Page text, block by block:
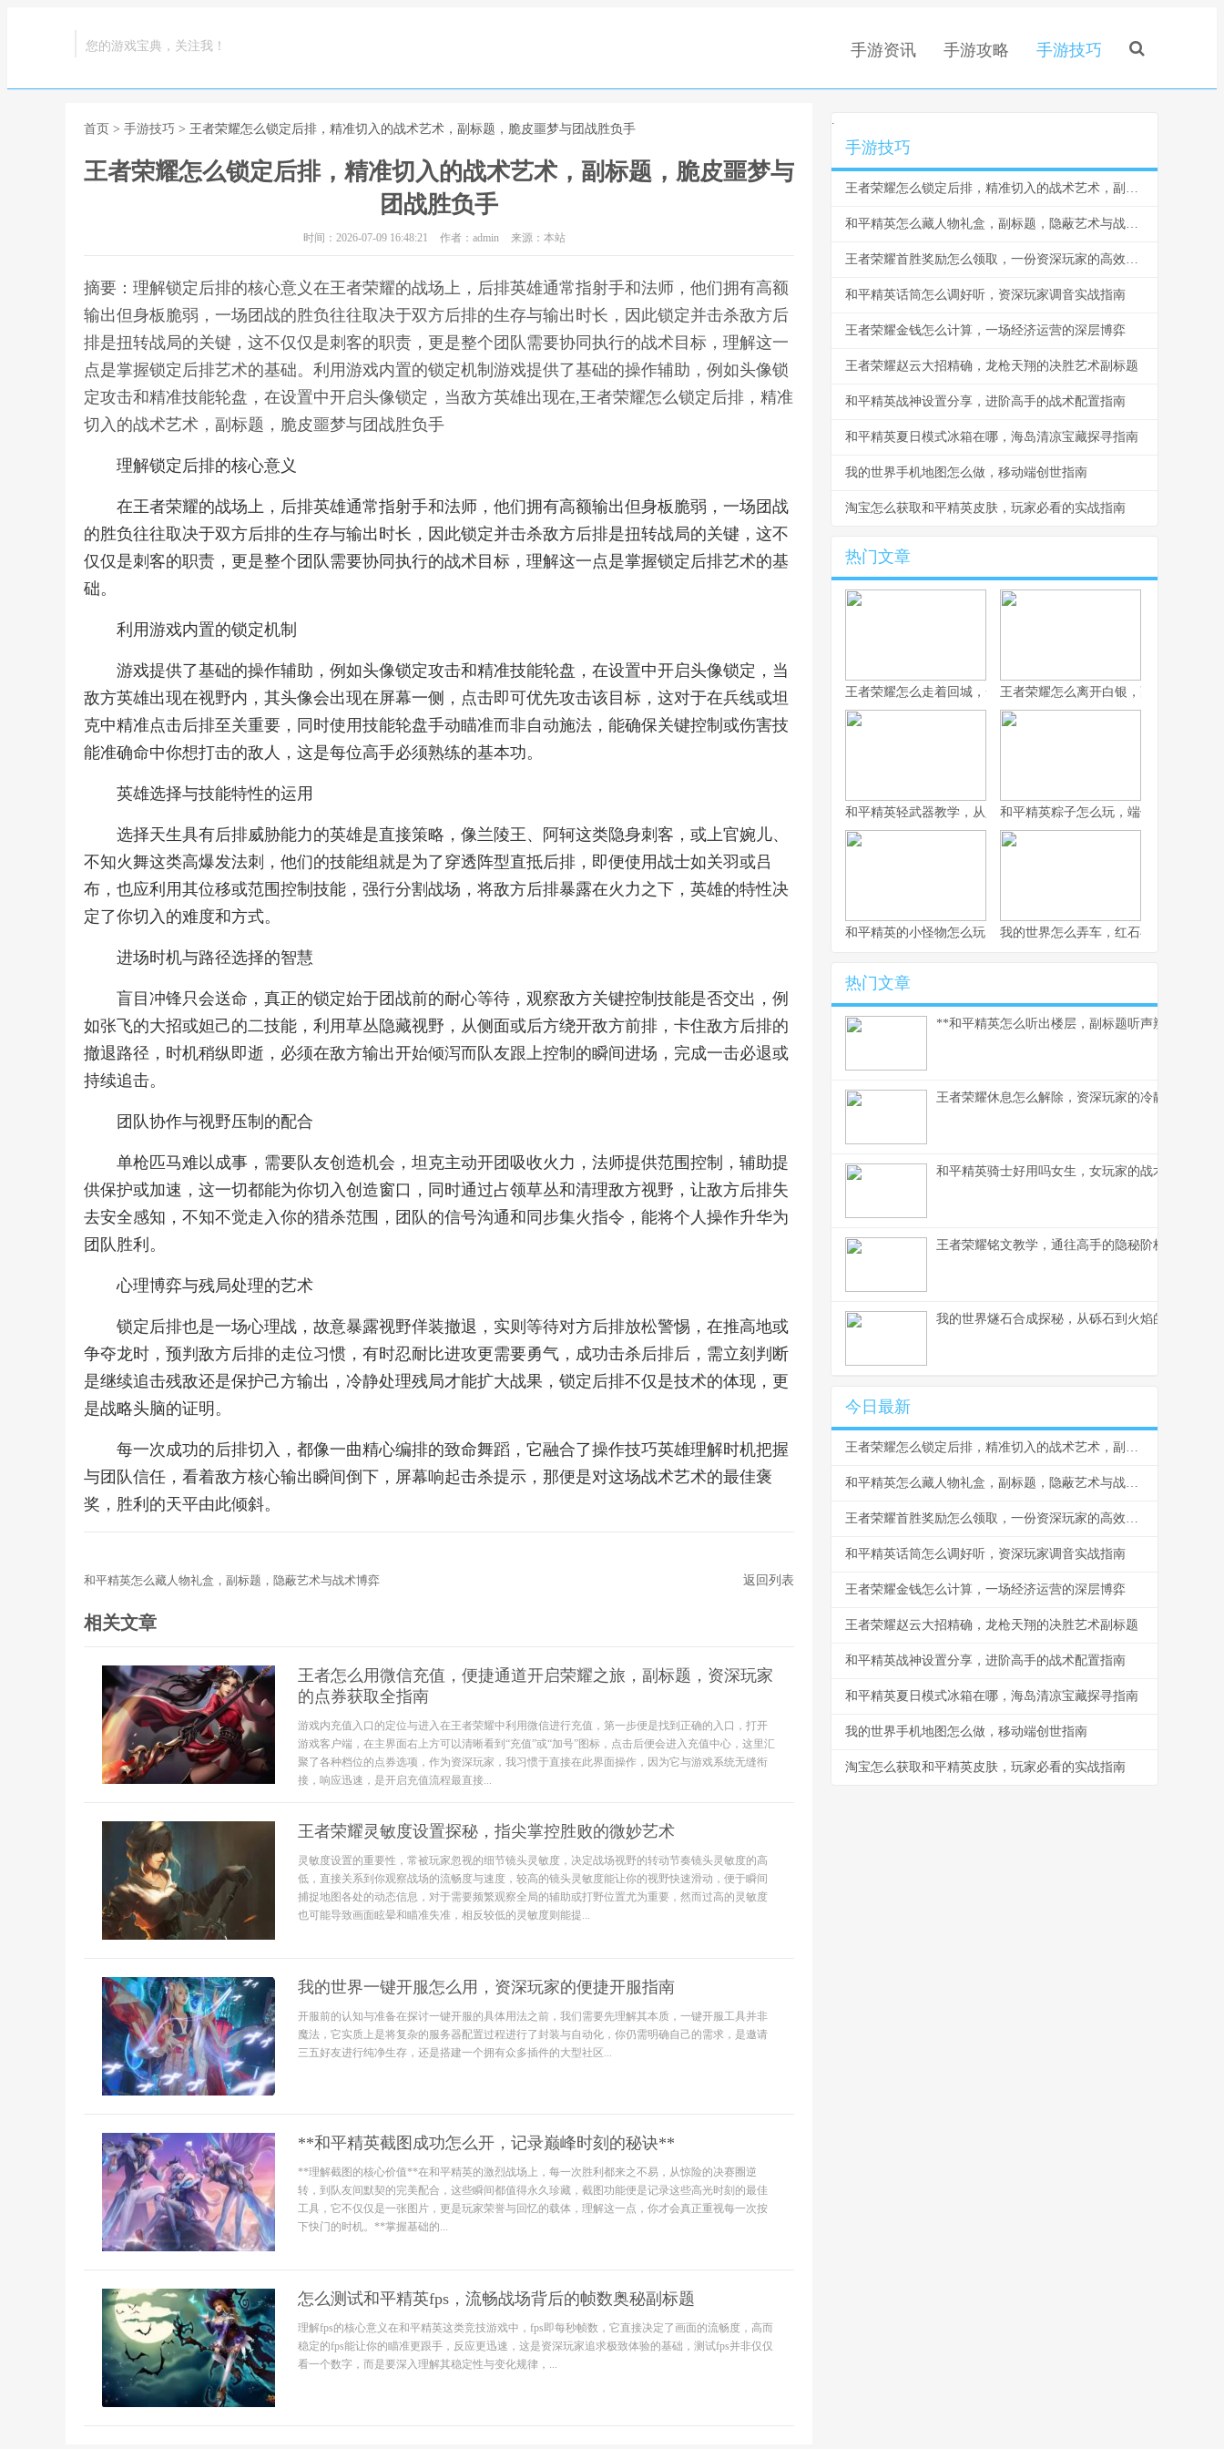
您的游戏宝典，关注我！ 手游资讯 手游攻略 手游技巧
首页 > 手游技巧 > 王者荣耀怎么锁定后排，精准切入的战术艺术，副标题，脆皮噩梦与团战胜负手
王者荣耀怎么锁定后排，精准切入的战术艺术，副标题，脆皮噩梦与
团战胜负手
时间：2026-07-09 16:48:21 作者：admin 来源：本站
摘要：理解锁定后排的核心意义在王者荣耀的战场上，后排英雄通常指射手和法师，他们拥有高额
输出但身板脆弱，一场团战的胜负往往取决于双方后排的生存与输出时长，因此锁定并击杀敌方后
排是扭转战局的关键，这不仅仅是刺客的职责，更是整个团队需要协同执行的战术目标，理解这一
点是掌握锁定后排艺术的基础。利用游戏内置的锁定机制游戏提供了基础的操作辅助，例如头像锁
定攻击和精准技能轮盘，在设置中开启头像锁定，当敌方英雄出现在,王者荣耀怎么锁定后排，精准
切入的战术艺术，副标题，脆皮噩梦与团战胜负手
理解锁定后排的核心意义
在王者荣耀的战场上，后排英雄通常指射手和法师，他们拥有高额输出但身板脆弱，一场团战
的胜负往往取决于双方后排的生存与输出时长，因此锁定并击杀敌方后排是扭转战局的关键，这不
仅仅是刺客的职责，更是整个团队需要协同执行的战术目标，理解这一点是掌握锁定后排艺术的基
础。
利用游戏内置的锁定机制
游戏提供了基础的操作辅助，例如头像锁定攻击和精准技能轮盘，在设置中开启头像锁定，当
敌方英雄出现在视野内，其头像会出现在屏幕一侧，点击即可优先攻击该目标，这对于在兵线或坦
克中精准点击后排至关重要，同时使用技能轮盘手动瞄准而非自动施法，能确保关键控制或伤害技
能准确命中你想打击的敌人，这是每位高手必须熟练的基本功。
英雄选择与技能特性的运用
选择天生具有后排威胁能力的英雄是直接策略，像兰陵王、阿轲这类隐身刺客，或上官婉儿、
不知火舞这类高爆发法刺，他们的技能组就是为了穿透阵型直抵后排，即便使用战士如关羽或吕
布，也应利用其位移或范围控制技能，强行分割战场，将敌方后排暴露在火力之下，英雄的特性决
定了你切入的难度和方式。
进场时机与路径选择的智慧
盲目冲锋只会送命，真正的锁定始于团战前的耐心等待，观察敌方关键控制技能是否交出，例
如张飞的大招或妲己的二技能，利用草丛隐藏视野，从侧面或后方绕开敌方前排，卡住敌方后排的
撤退路径，时机稍纵即逝，必须在敌方输出开始倾泻而队友跟上控制的瞬间进场，完成一击必退或
持续追击。
团队协作与视野压制的配合
单枪匹马难以成事，需要队友创造机会，坦克主动开团吸收火力，法师提供范围控制，辅助提
供保护或加速，这一切都能为你切入创造窗口，同时通过占领草丛和清理敌方视野，让敌方后排失
去安全感知，不知不觉走入你的猎杀范围，团队的信号沟通和同步集火指令，能将个人操作升华为
团队胜利。
心理博弈与残局处理的艺术
锁定后排也是一场心理战，故意暴露视野佯装撤退，实则等待对方后排放松警惕，在推高地或
争夺龙时，预判敌方后排的走位习惯，有时忍耐比进攻更需要勇气，成功击杀后排后，需立刻判断
是继续追击残敌还是保护己方输出，冷静处理残局才能扩大战果，锁定后排不仅是技术的体现，更
是战略头脑的证明。
每一次成功的后排切入，都像一曲精心编排的致命舞蹈，它融合了操作技巧英雄理解时机把握
与团队信任，看着敌方核心输出瞬间倒下，屏幕响起击杀提示，那便是对这场战术艺术的最佳褒
奖，胜利的天平由此倾斜。
和平精英怎么藏人物礼盒，副标题，隐蔽艺术与战术博弈 返回列表
相关文章
王者怎么用微信充值，便捷通道开启荣耀之旅，副标题，资深玩家
的点券获取全指南
游戏内充值入口的定位与进入在王者荣耀中利用微信进行充值，第一步便是找到正确的入口，打开
游戏客户端，在主界面右上方可以清晰看到“充值”或“加号”图标，点击后便会进入充值中心，这里汇
聚了各种档位的点券选项，作为资深玩家，我习惯于直接在此界面操作，因为它与游戏系统无缝衔
接，响应迅速，是开启充值流程最直接...
王者荣耀灵敏度设置探秘，指尖掌控胜败的微妙艺术
灵敏度设置的重要性，常被玩家忽视的细节镜头灵敏度，决定战场视野的转动节奏镜头灵敏度的高
低，直接关系到你观察战场的流畅度与速度，较高的镜头灵敏度能让你的视野快速滑动，便于瞬间
捕捉地图各处的动态信息，对于需要频繁观察全局的辅助或打野位置尤为重要，然而过高的灵敏度
也可能导致画面眩晕和瞄准失准，相反较低的灵敏度则能提...
我的世界一键开服怎么用，资深玩家的便捷开服指南
开服前的认知与准备在探讨一键开服的具体用法之前，我们需要先理解其本质，一键开服工具并非
魔法，它实质上是将复杂的服务器配置过程进行了封装与自动化，你仍需明确自己的需求，是邀请
三五好友进行纯净生存，还是搭建一个拥有众多插件的大型社区...
**和平精英截图成功怎么开，记录巅峰时刻的秘诀**
**理解截图的核心价值**在和平精英的激烈战场上，每一次胜利都来之不易，从惊险的决赛圈逆
转，到队友间默契的完美配合，这些瞬间都值得永久珍藏，截图功能便是记录这些高光时刻的最佳
工具，它不仅仅是一张图片，更是玩家荣誉与回忆的载体，理解这一点，你才会真正重视每一次按
下快门的时机。**掌握基础的...
怎么测试和平精英fps，流畅战场背后的帧数奥秘副标题
理解fps的核心意义在和平精英这类竞技游戏中，fps即每秒帧数，它直接决定了画面的流畅度，高而
稳定的fps能让你的瞄准更跟手，反应更迅速，这是资深玩家追求极致体验的基础，测试fps并非仅仅
看一个数字，而是要深入理解其稳定性与变化规律，...
.
手游技巧
王者荣耀怎么锁定后排，精准切入的战术艺术，副标题，脆皮噩梦与团战胜负手
和平精英怎么藏人物礼盒，副标题，隐蔽艺术与战术博弈
王者荣耀首胜奖励怎么领取，一份资深玩家的高效指南，副标题，揭秘每日第一胜的隐藏技巧与深远意义
和平精英话筒怎么调好听，资深玩家调音实战指南
王者荣耀金钱怎么计算，一场经济运营的深层博弈
王者荣耀赵云大招精确，龙枪天翔的决胜艺术副标题
和平精英战神设置分享，进阶高手的战术配置指南
和平精英夏日模式冰箱在哪，海岛清凉宝藏探寻指南
我的世界手机地图怎么做，移动端创世指南
淘宝怎么获取和平精英皮肤，玩家必看的实战指南
热门文章
王者荣耀怎么走着回城，一场被忽视的战略艺术
王者荣耀怎么离开白银，副标题为突破
和平精英轻武器教学，从入门到精通的实战指南
和平精英粽子怎么玩，端午竞技的战术
和平精英的小怪物怎么玩，战术细节与实战心得我的世界怎么弄车，红石与创造的交响
热门文章
**和平精英怎么听出楼层，副标题听声辨位决胜攻
王者荣耀休息怎么解除，资深玩家的冷静思考与
和平精英骑士好用吗女生，女玩家的战术美学与实
王者荣耀铭文教学，通往高手的隐秘阶梯副标题，
我的世界燧石合成探秘，从砾石到火焰的生存艺术
今日最新
王者荣耀怎么锁定后排，精准切入的战术艺术，副标题，脆皮噩梦与团战胜负手
和平精英怎么藏人物礼盒，副标题，隐蔽艺术与战术博弈
王者荣耀首胜奖励怎么领取，一份资深玩家的高效指南，副标题，揭秘每日第一胜的隐藏技巧与深远意义
和平精英话筒怎么调好听，资深玩家调音实战指南
王者荣耀金钱怎么计算，一场经济运营的深层博弈
王者荣耀赵云大招精确，龙枪天翔的决胜艺术副标题
和平精英战神设置分享，进阶高手的战术配置指南
和平精英夏日模式冰箱在哪，海岛清凉宝藏探寻指南
我的世界手机地图怎么做，移动端创世指南
淘宝怎么获取和平精英皮肤，玩家必看的实战指南